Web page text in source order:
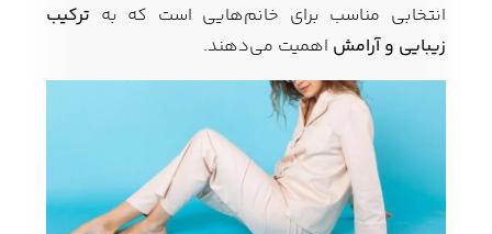
انتخابی مناسب برای خانم‌هایی است که به ترکیب
زیبایی و آرامش اهمیت می‌دهند.